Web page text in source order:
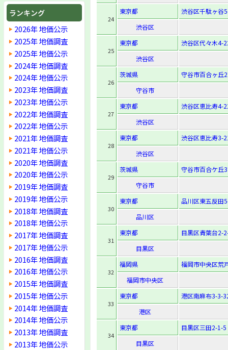
ランキング
2026年 地価公示
2025年 地価調査
2025年 地価公示
2024年 地価調査
2024年 地価公示
2023年 地価調査
2023年 地価公示
2022年 地価調査
2022年 地価公示
2021年 地価調査
2021年 地価公示
2020年 地価調査
2020年 地価公示
2019年 地価調査
2019年 地価公示
2018年 地価調査
2018年 地価公示
2017年 地価調査
2017年 地価公示
2016年 地価調査
2016年 地価公示
2015年 地価調査
2015年 地価公示
2014年 地価調査
2014年 地価公示
2013年 地価調査
2013年 地価公示
24
東京都
渋谷区千駄ヶ谷
渋谷区
25
東京都
渋谷区代々木4-
渋谷区
26
茨城県
守谷市百合ヶ丘
守谷市
27
東京都
渋谷区恵比寿4-
渋谷区
28
東京都
渋谷区恵比寿3-
渋谷区
29
茨城県
守谷市百合ケ丘
守谷市
30
東京都
品川区東五反田
品川区
31
東京都
目黒区青葉台2-
目黒区
32
福岡県
福岡市中央区荒
福岡市中央区
33
東京都
港区南麻布3-3-
港区
34
東京都
目黒区三田2-1-5
目黒区